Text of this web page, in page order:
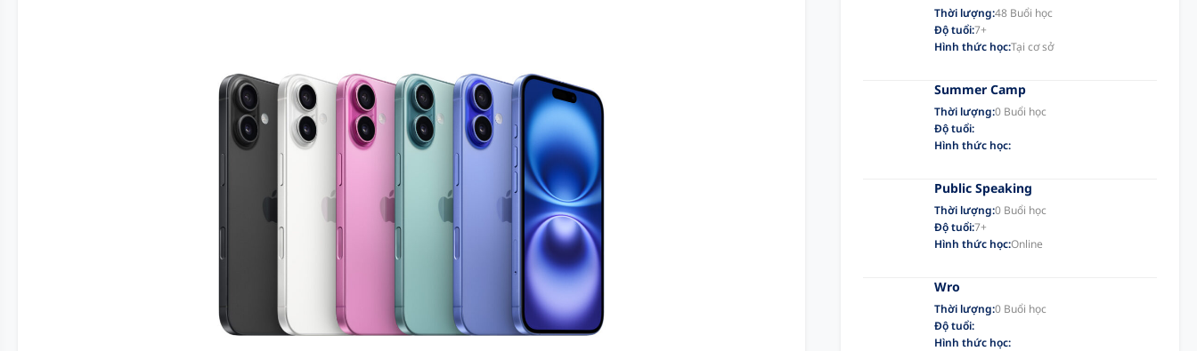
Thời lượng:48 Buổi học
Độ tuổi:7+
Hình thức học:Tại cơ sở
Summer Camp
Thời lượng:0 Buổi học
Độ tuổi:
Hình thức học:
Public Speaking
Thời lượng:0 Buổi học
Độ tuổi:7+
Hình thức học:Online
Wro
Thời lượng:0 Buổi học
Độ tuổi:
Hình thức học: